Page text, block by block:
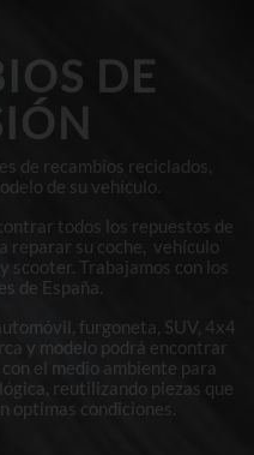
DE
de recambios reciclados,
de su vehículo.
todos los repuestos de
reparar su coche, vehículo
scooter. Trabajamos con los
de España.
furgoneta, SUV, 4x4
y modelo podrá encontrar
el medio ambiente para
reutilizando piezas que
optimas condiciones.